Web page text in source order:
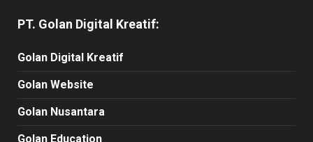
PT. Golan Digital Kreatif:
Golan Digital Kreatif
Golan Website
Golan Nusantara
Golan Education